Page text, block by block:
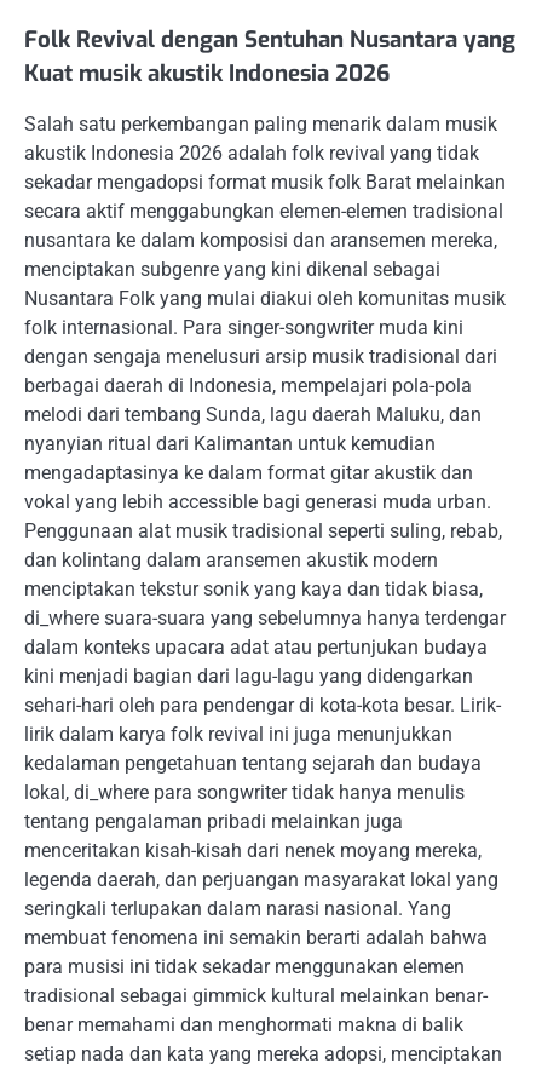
Folk Revival dengan Sentuhan Nusantara yang
Kuat musik akustik Indonesia 2026
Salah satu perkembangan paling menarik dalam musik
akustik Indonesia 2026 adalah folk revival yang tidak
sekadar mengadopsi format musik folk Barat melainkan
secara aktif menggabungkan elemen-elemen tradisional
nusantara ke dalam komposisi dan aransemen mereka,
menciptakan subgenre yang kini dikenal sebagai
Nusantara Folk yang mulai diakui oleh komunitas musik
folk internasional. Para singer-songwriter muda kini
dengan sengaja menelusuri arsip musik tradisional dari
berbagai daerah di Indonesia, mempelajari pola-pola
melodi dari tembang Sunda, lagu daerah Maluku, dan
nyanyian ritual dari Kalimantan untuk kemudian
mengadaptasinya ke dalam format gitar akustik dan
vokal yang lebih accessible bagi generasi muda urban.
Penggunaan alat musik tradisional seperti suling, rebab,
dan kolintang dalam aransemen akustik modern
menciptakan tekstur sonik yang kaya dan tidak biasa,
di_where suara-suara yang sebelumnya hanya terdengar
dalam konteks upacara adat atau pertunjukan budaya
kini menjadi bagian dari lagu-lagu yang didengarkan
sehari-hari oleh para pendengar di kota-kota besar. Lirik-
lirik dalam karya folk revival ini juga menunjukkan
kedalaman pengetahuan tentang sejarah dan budaya
lokal, di_where para songwriter tidak hanya menulis
tentang pengalaman pribadi melainkan juga
menceritakan kisah-kisah dari nenek moyang mereka,
legenda daerah, dan perjuangan masyarakat lokal yang
seringkali terlupakan dalam narasi nasional. Yang
membuat fenomena ini semakin berarti adalah bahwa
para musisi ini tidak sekadar menggunakan elemen
tradisional sebagai gimmick kultural melainkan benar-
benar memahami dan menghormati makna di balik
setiap nada dan kata yang mereka adopsi, menciptakan